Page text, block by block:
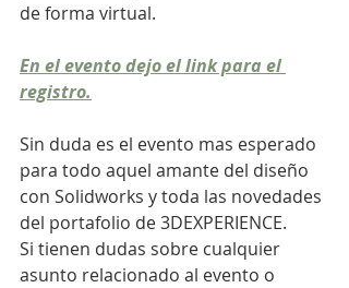
de forma virtual.
En el evento dejo el link para el
registro.
Sin duda es el evento mas esperado
para todo aquel amante del diseño
con Solidworks y toda las novedades
del portafolio de 3DEXPERIENCE.
Si tienen dudas sobre cualquier
asunto relacionado al evento o